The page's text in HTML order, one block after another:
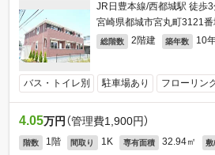
JR日豊本線/西都城駅 徒歩
宮崎県都城市宮丸町3121番
総階数 2階建 築年数 10
バス・トイレ別 駐車場あり フローリン
4.05万円 （管理費1,900円）
階数 1階 間取り 1K 専有面積 32.94㎡ 敷